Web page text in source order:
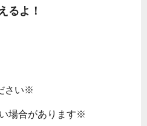
るよ！
さい※
場合があります※